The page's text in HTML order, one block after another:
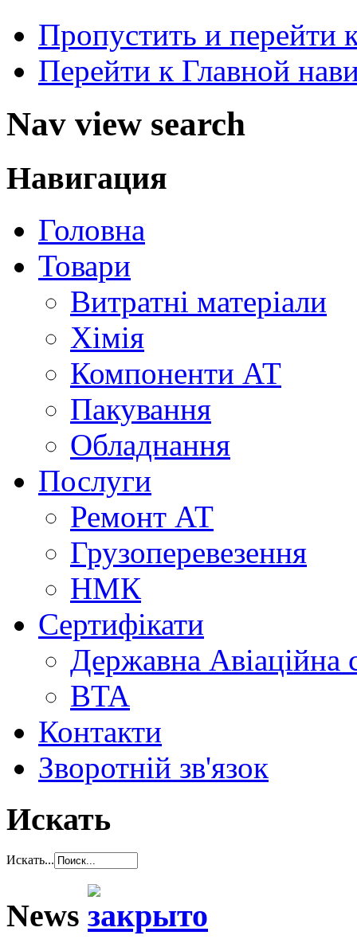
Пропустить и перейти
Перейти к Главной
Nav view search
Навигация
Головна
Товари
Витратні матеріали
Хімія
Компоненти АТ
Пакування
Обладнання
Послуги
Ремонт АТ
Грузоперевезення
НМК
Сертифікати
Державна Авіаційна
BTA
Контакти
Зворотній зв'язок
Искать
Искать...
News